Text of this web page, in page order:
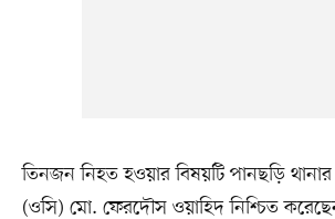
তিনজন নিহত হওয়ার বিষয়টি পানছড়ি থানার
(ওসি) মো. ফেরদৌস ওয়াহিদ নিশ্চিত